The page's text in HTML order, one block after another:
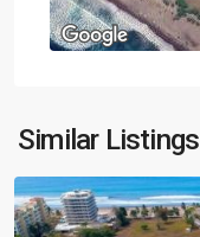
Similar Listings